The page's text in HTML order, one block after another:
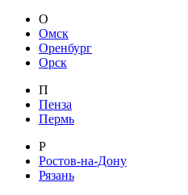
О
Омск
Оренбург
Орск
П
Пенза
Пермь
Р
Ростов-на-Дону
Рязань